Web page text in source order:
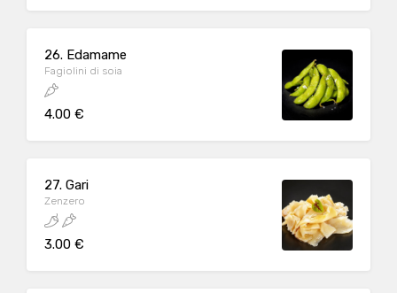
26. Edamame
Fagiolini di soia
4.00 €
27. Gari
Zenzero
3.00 €